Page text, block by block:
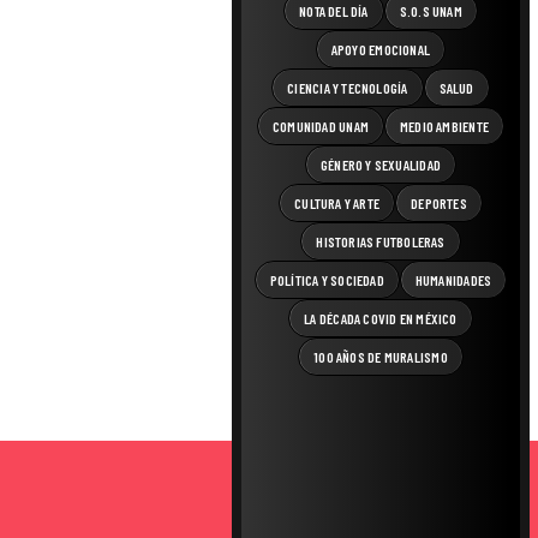
NOTA DEL DÍA S.O.S UNAM
APOYO EMOCIONAL
CIENCIA Y TECNOLOGÍA SALUD
COMUNIDAD UNAM MEDIO AMBIENTE
GÉNERO Y SEXUALIDAD
CULTURA Y ARTE DEPORTES
HISTORIAS FUTBOLERAS
POLÍTICA Y SOCIEDAD HUMANIDADES
LA DÉCADA COVID EN MÉXICO
100 AÑOS DE MURALISMO